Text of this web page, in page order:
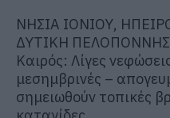
ΝΗΣΙΑ ΙΟΝΙΟΥ,
ΔΥΤΙΚΗ
Καιρός: Λίγες
μεσημβρινές –
σημειωθούν τοπικές